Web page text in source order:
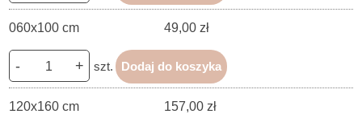
060x100 cm 49,00 zł
- + szt. Dodaj do koszyka
120x160 cm 157,00 zł